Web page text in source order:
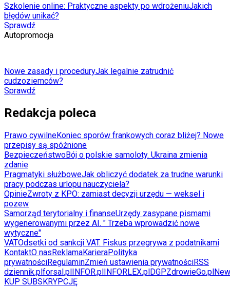
Szkolenie online: Praktyczne aspekty po wdrożeniuJakich
błędów unikać?
Sprawdź
Autopromocja
Nowe zasady i proceduryJak legalnie zatrudnić
cudzoziemców?
Sprawdź
Redakcja poleca
Prawo cywilneKoniec sporów frankowych coraz bliżej? Nowe
przepisy są spóźnione
BezpieczeństwoBój o polskie samoloty. Ukraina zmienia
zdanie
Pragmatyki służboweJak obliczyć dodatek za trudne warunki
pracy podczas urlopu nauczyciela?
OpinieZwroty z KPO: zamiast decyzji urzędu — weksel i
pozew
Samorząd terytorialny i finanseUrzędy zasypane pismami
wygenerowanymi przez AI. " Trzeba wprowadzić nowe
wytyczne"
VATOdsetki od sankcji VAT. Fiskus przegrywa z podatnikami
KontaktO nasReklamaKarieraPolityka
prywatnościRegulaminZmień ustawienia prywatnościRSS
dziennik.plforsal.plINFOR.plINFORLEX.plDGPZdrowieGo.pl
KUP SUBSKRYPCJĘ